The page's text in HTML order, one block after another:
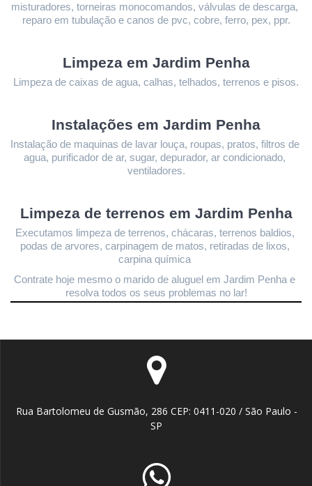
misturadores, torneiras monocomandos, válvulas de descarga,
reparo em tubulação e canos de pvc, cobre, ferro, pex, ppr.
Limpeza em Jardim Penha
Limpeza de caixas de agua, calhas, telhados, terrenos e pisos.
Instalações em Jardim Penha
Instalação de maquinas de lavar louça, roupas, pratos, filtros de
agua, purificador de ar, sugar, depurador, ar condicionado,
ventiladores.
Limpeza de terrenos em Jardim Penha
Executamos limpeza de terrenos, chácaras, terrenos baldios,
podas de arvores, carpinagem de matos, retiradas de lixos,
carpina química
Contrate hoje mesmo o marido de aluguel em Jardim Penha e
resolva todos os seus problemas no lar!
Rua Bartolomeu de Gusmão, 286 CEP: 0411-020 / São Paulo -
SP